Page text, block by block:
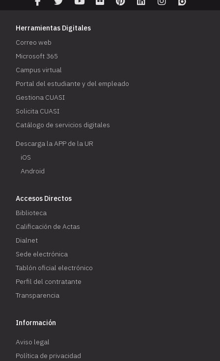
Herramientas Digitales
Correo web
Microsoft 365
Campus virtual
Portal del estudiante y del empleado
Gestiona CUASI
Solicita CUASI
Catálogo de servicios digitales
Descarga la APP de la UR
iOS
Android
Accesos Directos
Biblioteca
Calificación de Actas
Dialnet
Sede electrónica
Tablón oficial electrónico
Perfil del contratante
Transparencia
Información
Aviso legal
Política de privacidad